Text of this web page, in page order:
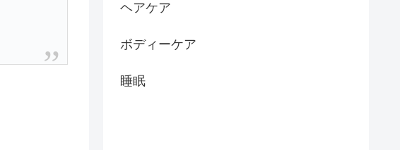
ヘアケア
ボディーケア
睡眠